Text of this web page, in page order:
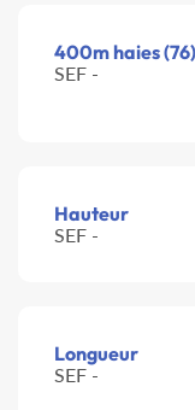
400m haies (76)
SEF -
Hauteur
SEF -
Longueur
SEF -